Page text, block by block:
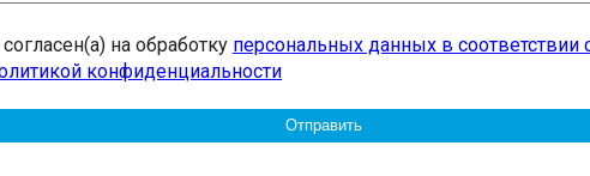
на обработку персональных данных в соответствии
конфиденциальности